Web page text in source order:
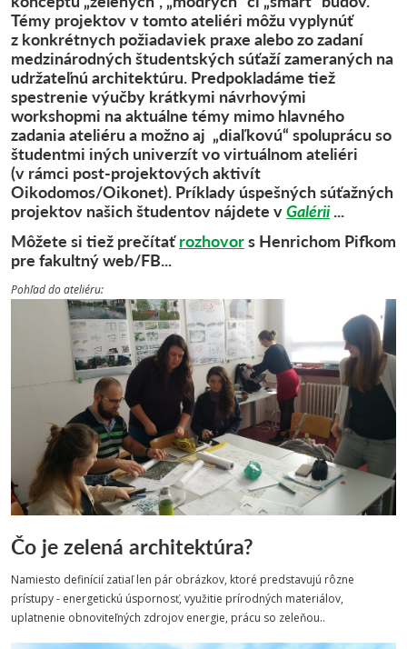
Témy projektov v tomto ateliéri môžu vyplynúť
z konkrétnych požiadaviek praxe alebo zo zadaní
medzinárodných študentských súťaží zameraných na
udržateľnú architektúru. Predpokladáme tiež
spestrenie výučby krátkymi návrhovými
workshopmi na aktuálne témy mimo hlavného
zadania ateliéru a možno aj „diaľkovú“ spoluprácu so
študentmi iných univerzít vo virtuálnom ateliéri
(v rámci post-projektových aktivít
Oikodomos/Oikonet). Príklady úspešných súťažných
projektov našich študentov nájdete vGalérii...
Môžete si tiež prečítaťrozhovors Henrichom Pifkom
pre fakultný web/FB...
Pohľad do ateliéru:
Čo je zelená architektúra?
Namiesto definícií zatiaľ len pár obrázkov, ktoré predstavujú rôzne
prístupy - energetickú úspornosť, využitie prírodných materiálov,
uplatnenie obnoviteľných zdrojov energie, prácu so zeleňou..